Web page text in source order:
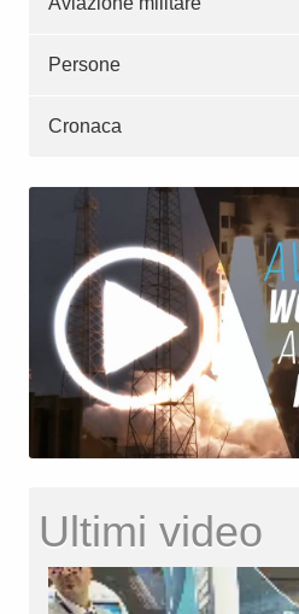
Persone
Cronaca
Ultimi video